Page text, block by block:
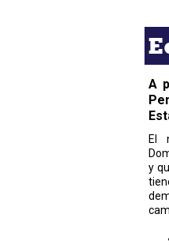
A
El
y